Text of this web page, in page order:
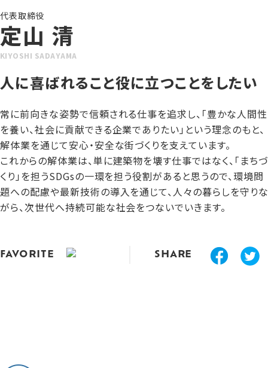
代表取締役
定山 清
KIYOSHI SADAYAMA
人に喜ばれること役に立つことをしたい
常に前向きな姿勢で信頼される仕事を追求し、「豊かな人間性
を養い、社会に貢献できる企業でありたい」という理念のもと、
解体業を通じて安心・安全な街づくりを支えています。
これからの解体業は、単に建築物を壊す仕事ではなく、「まちづ
くり」を担うSDGsの一環を担う役割があると思うので、環境問
題への配慮や最新技術の導入を通じて、人々の暮らしを守りな
がら、次世代へ持続可能な社会をつないでいきます。
FAVORITE SHARE